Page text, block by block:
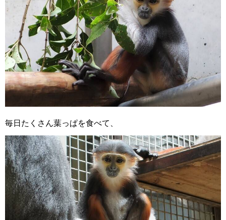
毎日たくさん葉っぱを食べて、